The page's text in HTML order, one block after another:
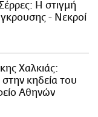
Η στιγμή
- Νεκροί
Χαλκιάς:
κηδεία του
Αθηνών